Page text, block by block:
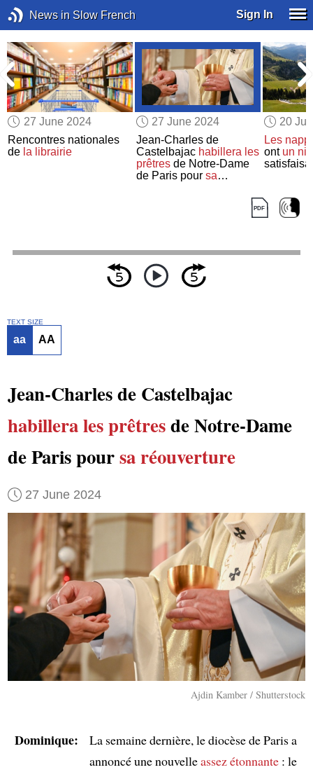
News in Slow French Sign In
27 June 2024
Rencontres nationales
de la librairie
27 June 2024
Jean-Charles de
Castelbajac habillera les
prêtresde Notre-Dame
de Paris pour sa
20
Les
ont un
TEXT SIZE
aa AA
Jean-Charles de Castelbajac
habillerales prêtresde Notre-Dame
de Paris poursa réouverture
27 June 2024
Ajdin Kamber / Shutterstock
Dominique:
La semaine dernière, le diocèse de Paris a
annoncé une nouvelleassez étonnante: le